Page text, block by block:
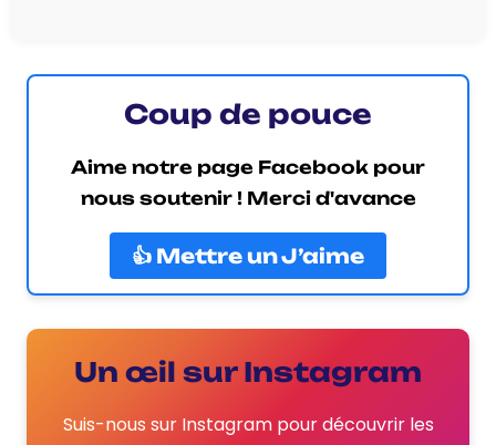
Coup de pouce
Aime notre page Facebook pour
nous soutenir ! Merci d'avance
👍 Mettre un J’aime
Un œil sur Instagram
Suis-nous sur Instagram pour découvrir les